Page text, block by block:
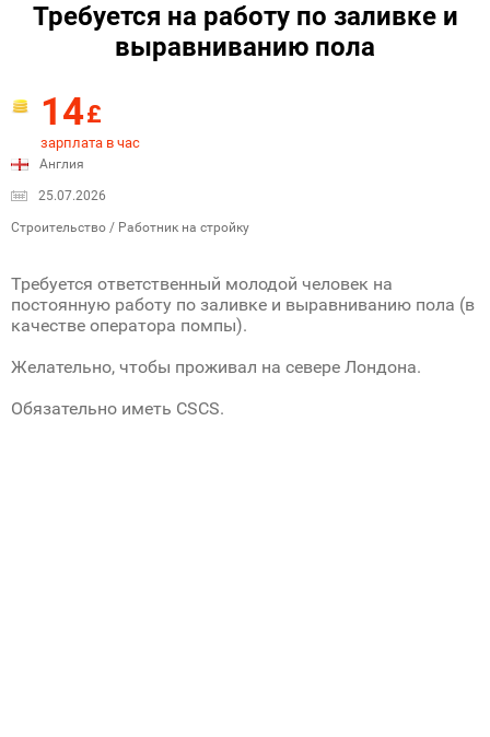
Требуется на работу по заливке и
выравниванию пола
14£
зарплата в час
Англия
25.07.2026
Строительство / Работник на стройку
Требуется ответственный молодой человек на
постоянную работу по заливке и выравниванию пола (в
качестве оператора помпы).
Желательно, чтобы проживал на севере Лондона.
Обязательно иметь CSCS.